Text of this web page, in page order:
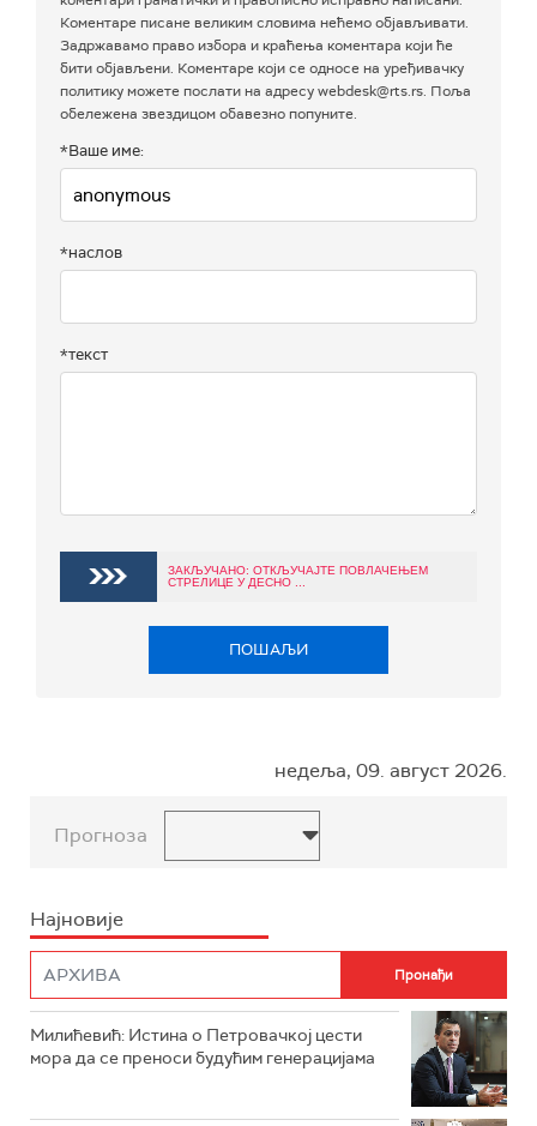
Коментаре писане великим словима нећемо објављивати.
Задржавамо право избора и краћења коментара који ће
бити објављени. Коментаре који се односе на уређивачку
политику можете послати на адресу webdesk@rts.rs. Поља
обележена звездицом обавезно попуните.
*Ваше име:
*наслов
*текст
ЗАКЉУЧАНО: ОТКЉУЧАЈТЕ ПОВЛАЧЕЊЕМ
СТРЕЛИЦЕ У ДЕСНО ...
ПОШАЉИ
недеља, 09. август 2026.
Прогноза
Најновије
Милићевић: Истина о Петровачкој цести
мора да се преноси будућим генерацијама